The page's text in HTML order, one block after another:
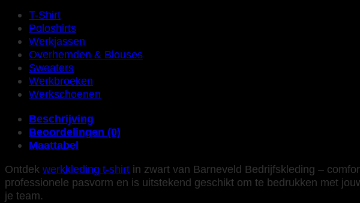
T-Shirt
Poloshirts
Werkjassen
Overhemden & Blouses
Sweaters
Werkbroeken
Werkschoenen
Beschrijving
Beoordelingen (0)
Maattabel
Ontdek werkkleding t-shirt in zwart van Barneveld Bedrijfskleding –
professionele pasvorm en is uitstekend geschikt om te bedrukken met
je team.